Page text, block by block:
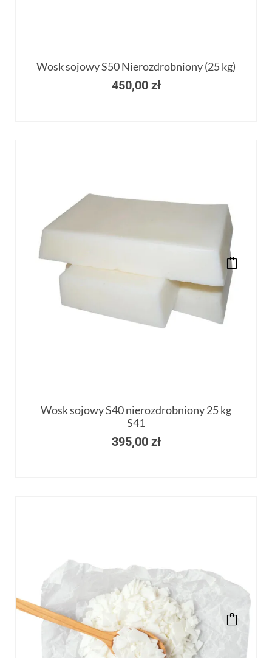
Wosk sojowy S50 Nierozdrobniony (25 kg)
450,00 zł
Wosk sojowy S40 nierozdrobniony 25 kg
S41
395,00 zł